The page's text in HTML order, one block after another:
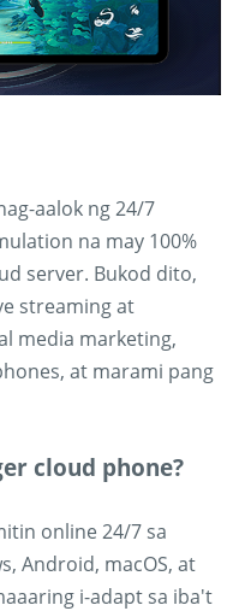
aalok ng 24/7
na may 100%
server. Bukod dito,
streaming at
media marketing,
at marami pang
cloud phone?
online 24/7 sa
Android, macOS, at
i-adapt sa iba't